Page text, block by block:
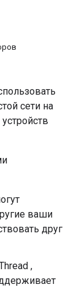
сети на
ваши
друг
,